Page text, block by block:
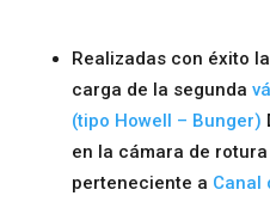
Realizadas con éxito
carga de la segunda
(tipo Howell – Bunger)
en la cámara de
perteneciente a Canal